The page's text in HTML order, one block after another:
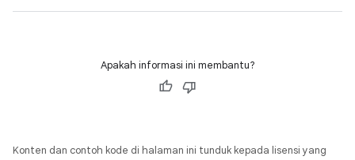
Apakah informasi ini membantu?
Konten dan contoh kode di halaman ini tunduk kepada lisensi yang